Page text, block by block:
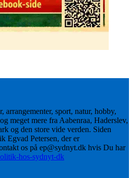
arrangementer, sport, natur, hobby,
meget mere fra Aabenraa, Haderslev,
og den store vide verden. Siden
Egvad Petersen, der er
os på ep@sydnyt.dk hvis Du har
hos-sydnyt-dk